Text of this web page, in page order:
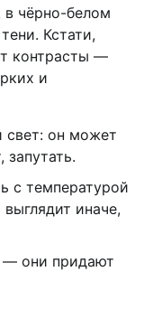
в чёрно-белом
Кстати,
контрасты —
и
свет: он может
с температурой
иначе,
— они придают